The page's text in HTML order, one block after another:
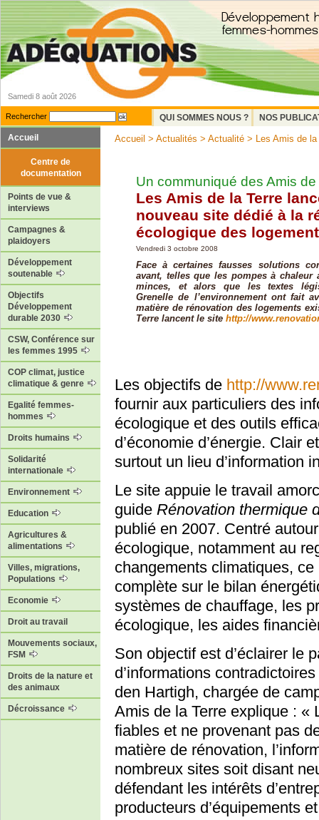
Samedi 8 août 2026
Rechercher QUI SOMMES NOUS ?
NOS
Accueil
Centre de
documentation
Points de vue &
interviews
Campagnes &
plaidoyers
Développement
soutenable
Objectifs
Développement
durable 2030
CSW, Conférence sur
les femmes 1995
COP climat, justice
climatique & genre
Egalité femmes-
hommes
Droits humains
Solidarité
internationale
Environnement
Education
Agricultures &
alimentations
Villes, migrations,
Populations
Economie
Droit au travail
Mouvements sociaux,
FSM
Droits de la nature et
des animaux
Décroissance
Accueil > Actualités > Actualité > Les Amis de
Un communiqué des Amis de
Les Amis de la Terre
nouveau site dédié à la
écologique des
Vendredi 3 octobre 2008
Face à certaines fausses solutions
avant, telles que les pompes à chaleur
minces, et alors que les textes
Grenelle de l’environnement ont fait
matière de rénovation des logements
Terre lancent le site http://
Les objectifs de http://
fournir aux particuliers des
écologique et des outils
d’économie d’énergie. Clair
surtout un lieu d’information
Le site appuie le travail
guide Rénovation thermique
publié en 2007. Centré
écologique, notamment au
changements climatiques,
complète sur le bilan
systèmes de chauffage, les
écologique, les aides
Son objectif est d’éclairer le
d’informations
den Hartigh, chargée de
Amis de la Terre explique : «
fiables et ne provenant pas
matière de rénovation,
nombreux sites soit disant
défendant les intérêts
producteurs d’équipements